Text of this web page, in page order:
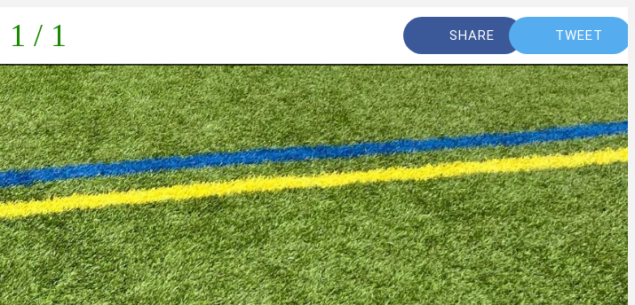
1 / 1 SHARE TWEET